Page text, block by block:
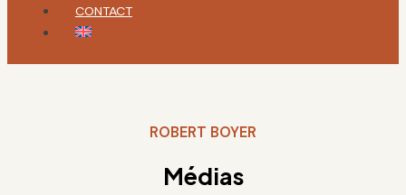
CONTACT
ROBERT BOYER
Médias